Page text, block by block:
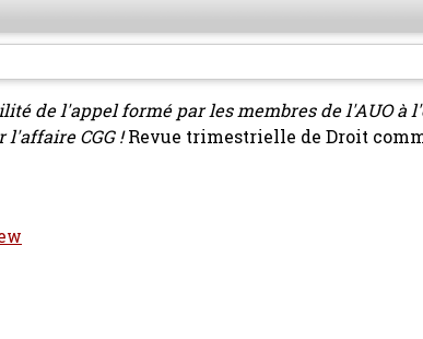
de l'appel formé par les membres de l'AUO à
l'affaire CGG ! Revue trimestrielle de Droit